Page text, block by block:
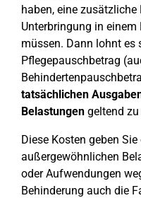
haben, eine
Unterbringung in
müssen. Dann lohnt es
Pflegepauschbetrag
tatsächlichen
Belastungen geltend
Diese Kosten geben
außergewöhnlichen
oder Aufwendungen
Behinderung auch die